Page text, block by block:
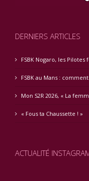
DERNIERS ARTICLES
FSBK Nogaro, les Pilotes
FSBK au Mans :
Mon S2R 2026, « La
« Fous ta Chaussette ! »
ACTUALITÉ